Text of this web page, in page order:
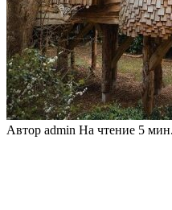
Автор admin На чтение 5 мин.